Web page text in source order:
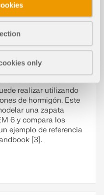
only
realizar utilizando
de hormigón. Este
una zapata
6 y compara los
ejemplo de referencia
[3].